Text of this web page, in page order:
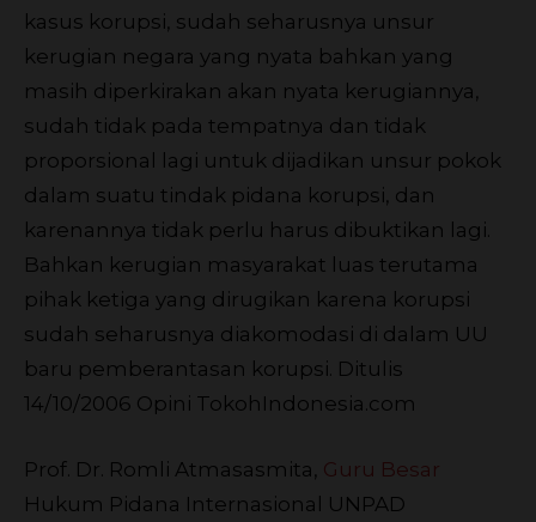
kasus korupsi, sudah seharusnya unsur
kerugian negara yang nyata bahkan yang
masih diperkirakan akan nyata kerugiannya,
sudah tidak pada tempatnya dan tidak
proporsional lagi untuk dijadikan unsur pokok
dalam suatu tindak pidana korupsi, dan
karenannya tidak perlu harus dibuktikan lagi.
Bahkan kerugian masyarakat luas terutama
pihak ketiga yang dirugikan karena korupsi
sudah seharusnya diakomodasi di dalam UU
baru pemberantasan korupsi. Ditulis
14/10/2006 Opini TokohIndonesia.com
Prof. Dr. Romli Atmasasmita, Guru Besar
Hukum Pidana Internasional UNPAD